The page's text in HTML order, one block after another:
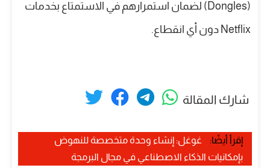
(Dongles) لضمان استمرارهم في الاستمتاع بخدمات
Netflix دون أي انقطاع.
شارك المقالة
إقرأ أيضًا:
غوغل: إنشاء وحدة متخصصة للنهوض
بإمكانيات الذكاء الاصطناعي في مجال البرمجة